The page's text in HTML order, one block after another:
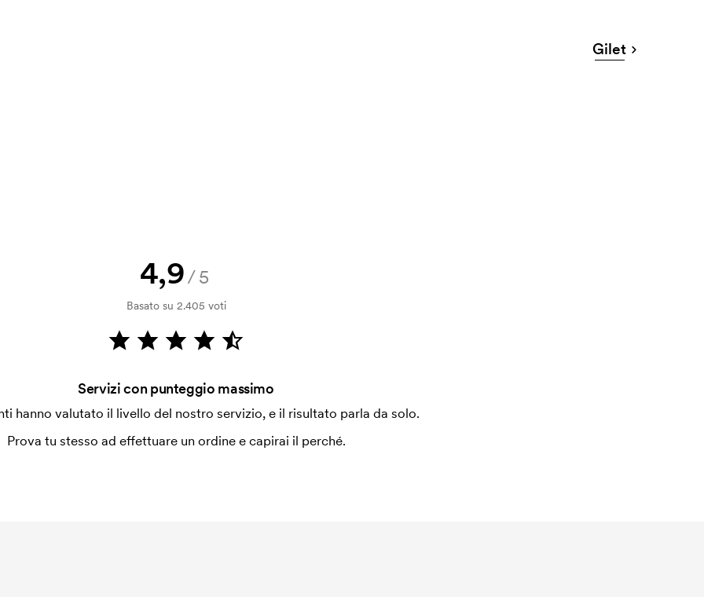
red,
di 30mm da una cucitura.
macchina di ricamo quale grafica
dobbiamo creare un cliché
non viene più applicato.
Gilet
4,9/5
Basato su 2.405 voti
Servizi con punteggio massimo
hanno valutato il livello del nostro servizio, e il risultato parla da solo.
Prova tu stesso ad effettuare un ordine e capirai il perché.